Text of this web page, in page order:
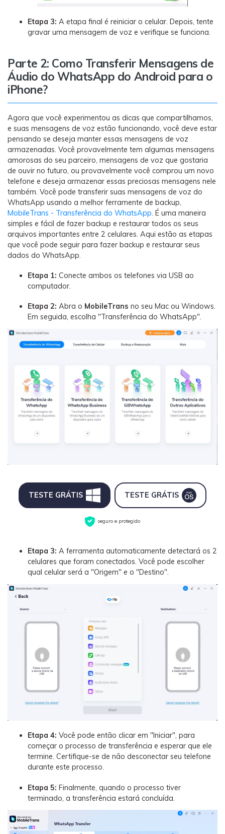
Etapa 3: A etapa final é reiniciar o celular. Depois, tente
gravar uma mensagem de voz e verifique se funciona.
Parte 2: Como Transferir Mensagens de
Áudio do WhatsApp do Android para o
iPhone?
Agora que você experimentou as dicas que compartilhamos,
e suas mensagens de voz estão funcionando, você deve estar
pensando se deseja manter essas mensagens de voz
armazenadas. Você provavelmente tem algumas mensagens
amorosas do seu parceiro, mensagens de voz que gostaria
de ouvir no futuro, ou provavelmente você comprou um novo
telefone e deseja armazenar essas preciosas mensagens nele
também. Você pode transferir suas mensagens de voz do
WhatsApp usando a melhor ferramente de backup,
MobileTrans - Transferência do WhatsApp. É uma maneira
simples e fácil de fazer backup e restaurar todos os seus
arquivos importantes entre 2 celulares. Aqui estão as etapas
que você pode seguir para fazer backup e restaurar seus
dados do WhatsApp.
Etapa 1: Conecte ambos os telefones via USB ao
computador.
Etapa 2: Abra o MobileTrans no seu Mac ou Windows.
Em seguida, escolha "Transferência do WhatsApp".
TESTE GRÁTIS TESTE GRÁTIS
seguro e protegido
Etapa 3: A ferramenta automaticamente detectará os 2
celulares que foram conectados. Você pode escolher
qual celular será a "Origem" e o "Destino".
Etapa 4: Você pode então clicar em "Iniciar", para
começar o processo de transferência e esperar que ele
termine. Certifique-se de não desconectar seu telefone
durante este processo.
Etapa 5: Finalmente, quando o processo tiver
terminado, a transferência estará concluída.